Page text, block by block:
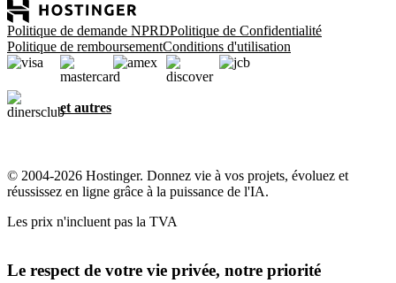
Politique de demande NPRDPolitique de Confidentialité
Politique de remboursementConditions d'utilisation
et autres
© 2004-2026 Hostinger. Donnez vie à vos projets, évoluez et
réussissez en ligne grâce à la puissance de l'IA.
Les prix n'incluent pas la TVA
Le respect de votre vie privée, notre priorité